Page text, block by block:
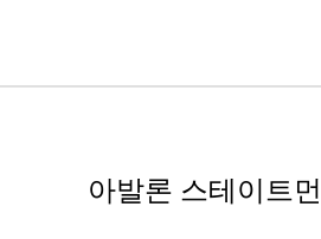
아발론 스테이트